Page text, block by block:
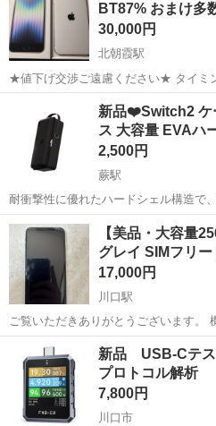
BT87% おまけ多
30,000円
北朝霞駅
★値下げ交渉ご遠慮ください★ タイミ
きます✨ お気に入りしといていただけ
のある方やまめな連絡ができない方は
い。 2026.6.12 こ...
朝霞市 北朝霞駅
新品❤️Switch2 ケ
ス 大容量 EVAハ
2,500円
蕨駅
耐衝撃性に優れたハードシェル構造で
Nintendo Switch2対応の保護収納ケースです。 - 対応機
Switch2 - 機能: 耐衝撃、スタンド機能
埼玉 蕨市 蕨駅 携帯アク
【美品・大容量
グレイ SIMフリ
17,000円
川口駅
ご覧いただきありがとうございます。
ったため出品いたします。 【商品の状態】 ・機種：iPhone X ・容
量：256GB（大容量） ・カラー：ス
フリー（どの...
川口市 川口駅 その他
新品 USB-Cテス
プロトコル解析
7,800円
川口市